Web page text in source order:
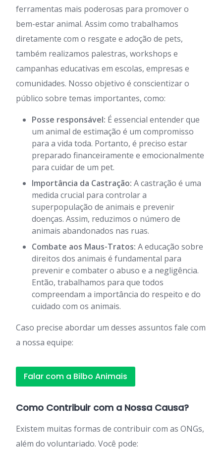
ferramentas mais poderosas para promover o
bem-estar animal. Assim como trabalhamos
diretamente com o resgate e adoção de pets,
também realizamos palestras, workshops e
campanhas educativas em escolas, empresas e
comunidades. Nosso objetivo é conscientizar o
público sobre temas importantes, como:
Posse responsável: É essencial entender que
um animal de estimação é um compromisso
para a vida toda. Portanto, é preciso estar
preparado financeiramente e emocionalmente
para cuidar de um pet.
Importância da Castração: A castração é uma
medida crucial para controlar a
superpopulação de animais e prevenir
doenças. Assim, reduzimos o número de
animais abandonados nas ruas.
Combate aos Maus-Tratos: A educação sobre
direitos dos animais é fundamental para
prevenir e combater o abuso e a negligência.
Então, trabalhamos para que todos
compreendam a importância do respeito e do
cuidado com os animais.
Caso precise abordar um desses assuntos fale com
a nossa equipe:
Falar com a Bilbo Animais
Como Contribuir com a Nossa Causa?
Existem muitas formas de contribuir com as ONGs,
além do voluntariado. Você pode: